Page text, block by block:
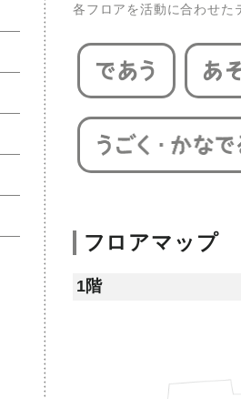
各フロアを活動に合わせた
フロアマップ
1階